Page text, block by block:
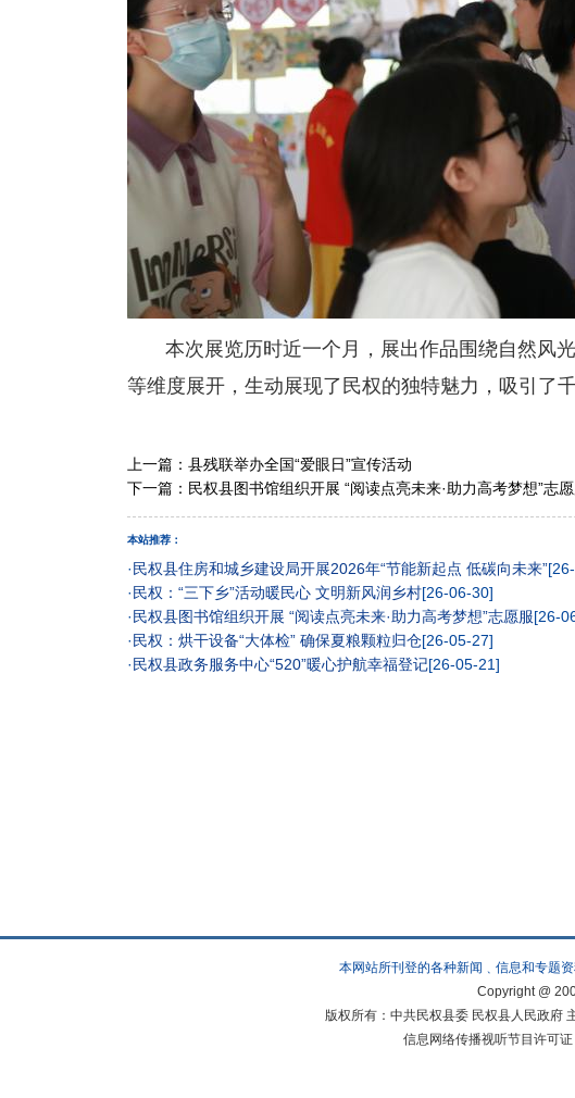
本次展览历时近一个月，展出作品围绕自然风
等维度展开，生动展现了民权的独特魅力，吸引了
上一篇： 县残联举办全国“爱眼日”宣传活动
下一篇： 民权县图书馆组织开展 “阅读点亮未来·助力高考梦想”志
本站推荐：
· 民权县住房和城乡建设局开展2026年“节能新起点 低碳向未来”
· 民权：“三下乡”活动暖民心 文明新风润乡村[26-06-30]
· 民权县图书馆组织开展 “阅读点亮未来·助力高考梦想”志愿服[26-
· 民权：烘干设备“大体检” 确保夏粮颗粒归仓[26-05-27]
· 民权县政务服务中心“520”暖心护航幸福登记[26-05-21]
本网站所刊登的各种新闻﹑信息和专题
Copyright @
版权所有：中共民权县委 民权县人民政府
信息网络传播视听节目许可